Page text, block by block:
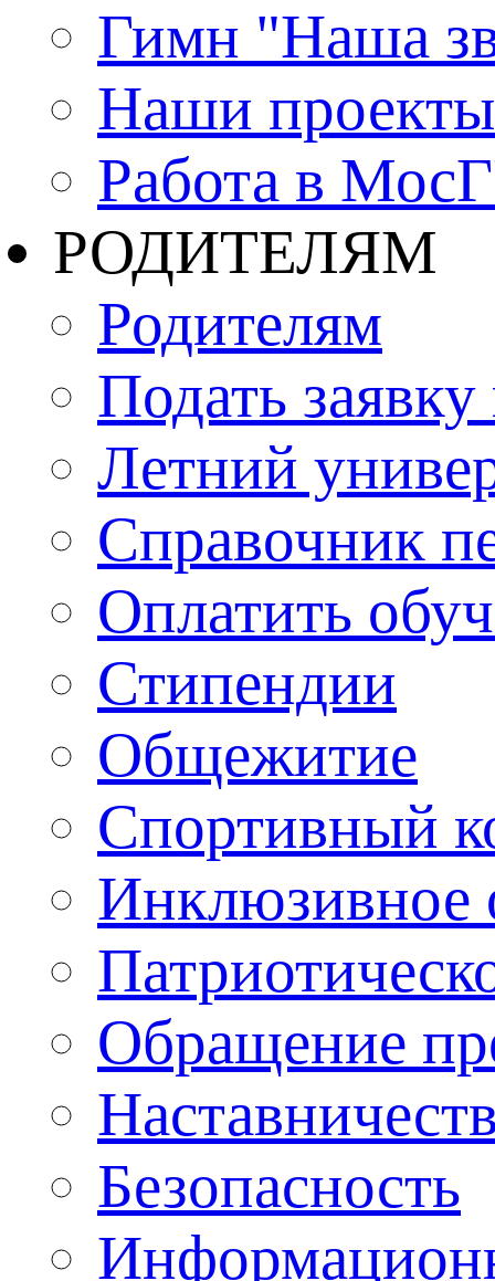
Гимн "Наша
Наши проекты
Работа в
РОДИТЕЛЯМ
Родителям
Подать
Летний
Справочник
Оплатить
Стипендии
Общежитие
Спортивный
Инклюзивное
Обращение
Безопасность